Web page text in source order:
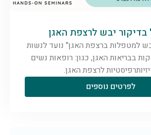
בדיקור יבש לרצפת האגן
למטפלות ברצפת האגן" נועד לנשות
בבריאות האגן, כגון: רופאות נשים
לרצפת האגן.
לפרטים נוספים